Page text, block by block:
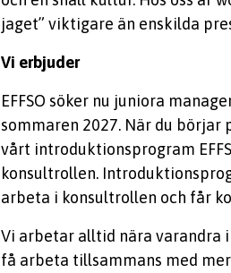
jaget” viktigare än enskilda
Vi erbjuder
EFFSO söker nu juniora
sommaren 2027. När du börjar
vårt introduktionsprogram
konsultrollen.
arbeta i konsultrollen och får
Vi arbetar alltid nära varandra
få arbeta tillsammans med